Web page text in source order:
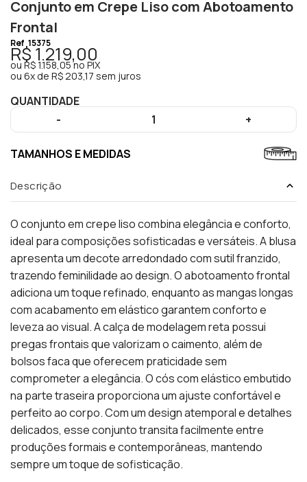
Conjunto em Crepe Liso com Abotoamento
Frontal
Ref 15375
R$ 1.219,00
ou R$ 1.158,05no PIX
ou 6x de R$ 203,17 sem juros
QUANTIDADE
-
1 +
TAMANHOS E MEDIDAS
Descrição
O conjunto em crepe liso combina elegância e conforto,
ideal para composições sofisticadas e versáteis. A blusa
apresenta um decote arredondado com sutil franzido,
trazendo feminilidade ao design. O abotoamento frontal
adiciona um toque refinado, enquanto as mangas longas
com acabamento em elástico garantem conforto e
leveza ao visual. A calça de modelagem reta possui
pregas frontais que valorizam o caimento, além de
bolsos faca que oferecem praticidade sem
comprometer a elegância. O cós com elástico embutido
na parte traseira proporciona um ajuste confortável e
perfeito ao corpo. Com um design atemporal e detalhes
delicados, esse conjunto transita facilmente entre
produções formais e contemporâneas, mantendo
sempre um toque de sofisticação.